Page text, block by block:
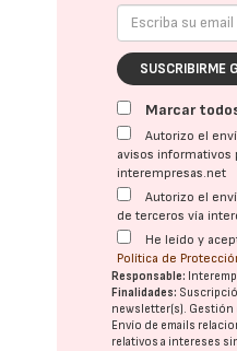
SUSCRIBIRME
Marcar
Autorizo el
avisos informativos
interempresas.net
Autorizo el
de terceros vía
He leído y
Política de
Responsable:
Finalidades:
newsletter(s). Gestión
Envío de emails
relativos a intereses